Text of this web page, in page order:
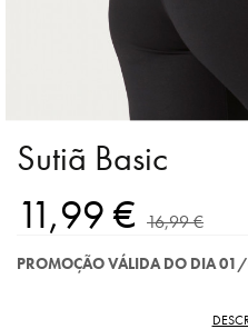
Sutiã Basic
11,99 € 16,99 €
PROMOÇÃO VÁLIDA DO DIA